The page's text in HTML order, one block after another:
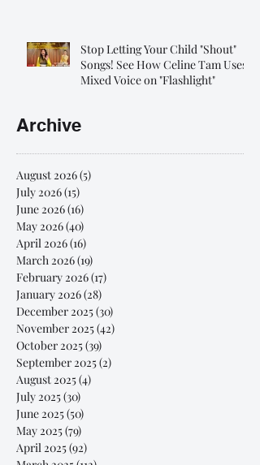
Stop Letting Your Child "Shout"
Songs! See How Celine Tam Uses
Mixed Voice on "Flashlight"
Archive
August 2026(5)
July 2026(15)
June 2026(16)
May 2026(40)
April 2026(16)
March 2026(19)
February 2026(17)
January 2026(28)
December 2025(30)
November 2025(42)
October 2025(39)
September 2025(2)
August 2025(4)
July 2025(30)
June 2025(50)
May 2025(79)
April 2025(92)